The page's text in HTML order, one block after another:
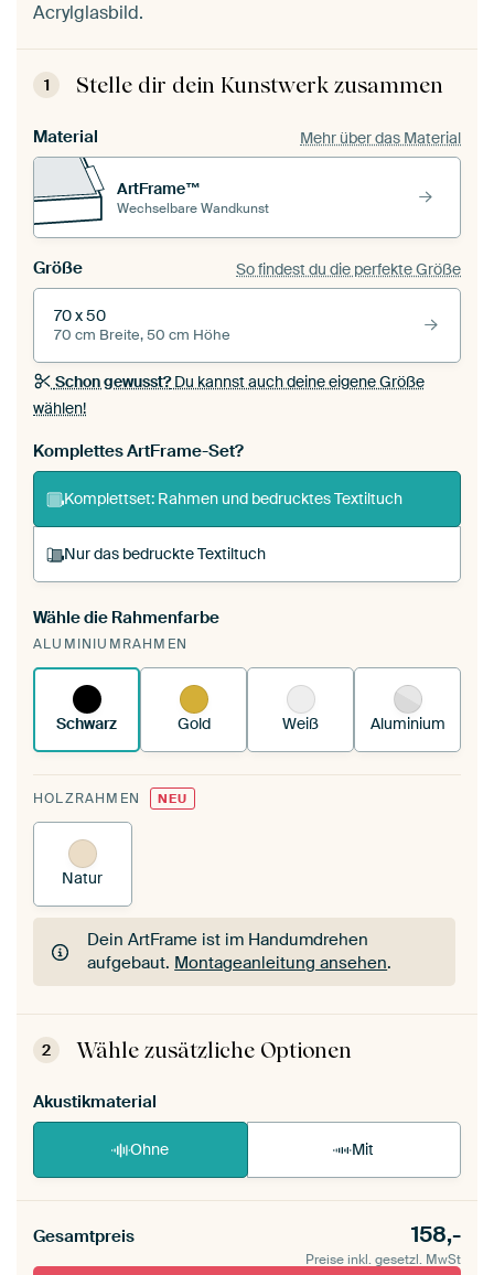
Acrylglasbild.
1 Stelle dir dein Kunstwerk zusammen
Material Mehr über das Material
ArtFrame™
Wechselbare Wandkunst
Größe So findest du die perfekte Größe
70 x 50
70 cm Breite, 50 cm Höhe
Schon gewusst?Du kannst auch deine eigene Größe
wählen!
Komplettes ArtFrame-Set?
Komplettset: Rahmen und bedrucktes Textiltuch
Nur das bedruckte Textiltuch
Du spannst einen wechselbaren Textiltuch in
deinen vorhandenen ArtFrame™.
funktioniert es.
Wähle die Rahmenfarbe
ALUMINIUMRAHMEN
Schwarz Gold Weiß Aluminium
HOLZRAHMEN NEU
Natur
Dein ArtFrame ist im Handumdrehen
aufgebaut. Montageanleitung ansehen.
Dein ArtFrame ist im Handumdrehen
aufgebaut.Montageanleitung ansehen
2 Wähle zusätzliche Optionen
Akustikmaterial
Ohne Mit
Gesamtpreis 158,-
Preise inkl. gesetzl. MwSt